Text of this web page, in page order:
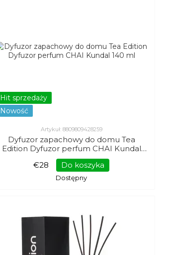
Hit sprzedaży
Nowość
Artykuł: 8809809428259
Dyfuzor zapachowy do domu Tea
Edition Dyfuzor perfum CHAI Kundal
140 ml
€28 Do koszyka
Dostępny